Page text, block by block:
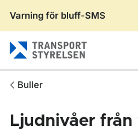
Varning för bluff-SMS
Buller
Ljudnivåer